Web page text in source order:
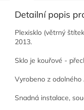
Detailní popis
Plexisklo (větrný
2013.
Sklo je kouřové -
Vyrobeno z odolného
Snadná instalace,